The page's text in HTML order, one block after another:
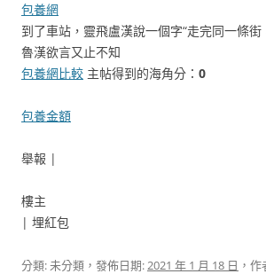
包養網
到了車站，靈飛盧漢說一個字“走完同一條街
魯漢欲言又止不知
包養網比較 主帖得到的海角分： 0
包養金額
舉報 |
樓主
| 埋紅包
分類: 未分類，發佈日期:2021 年 1 月 18 日 ，作